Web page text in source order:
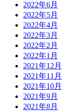
2022年6月
2022年5月
2022年4月
2022年3月
2022年2月
2022年1月
2021年12月
2021年11月
2021年10月
2021年9月
2021年8月